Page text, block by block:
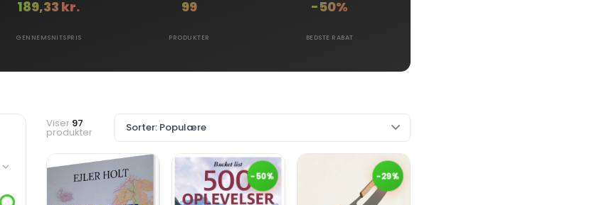
189,33 kr.
GENNEMSNITSPRIS
99
PRODUKTER
-50%
BEDSTE RABAT
Viser 97
produkter
-50% -29%